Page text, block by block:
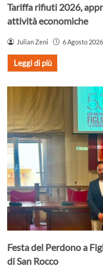
Tariffa rifiuti 2026,
attività economiche
Julian Zeni 6 Agosto 2026
Leggi di più
Festa del Perdono a
di San Rocco